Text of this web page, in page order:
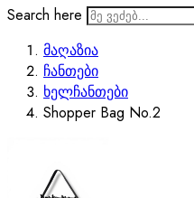
Search here
მაღაზია
ჩანთები
ხელჩანთები
Shopper Bag No.2